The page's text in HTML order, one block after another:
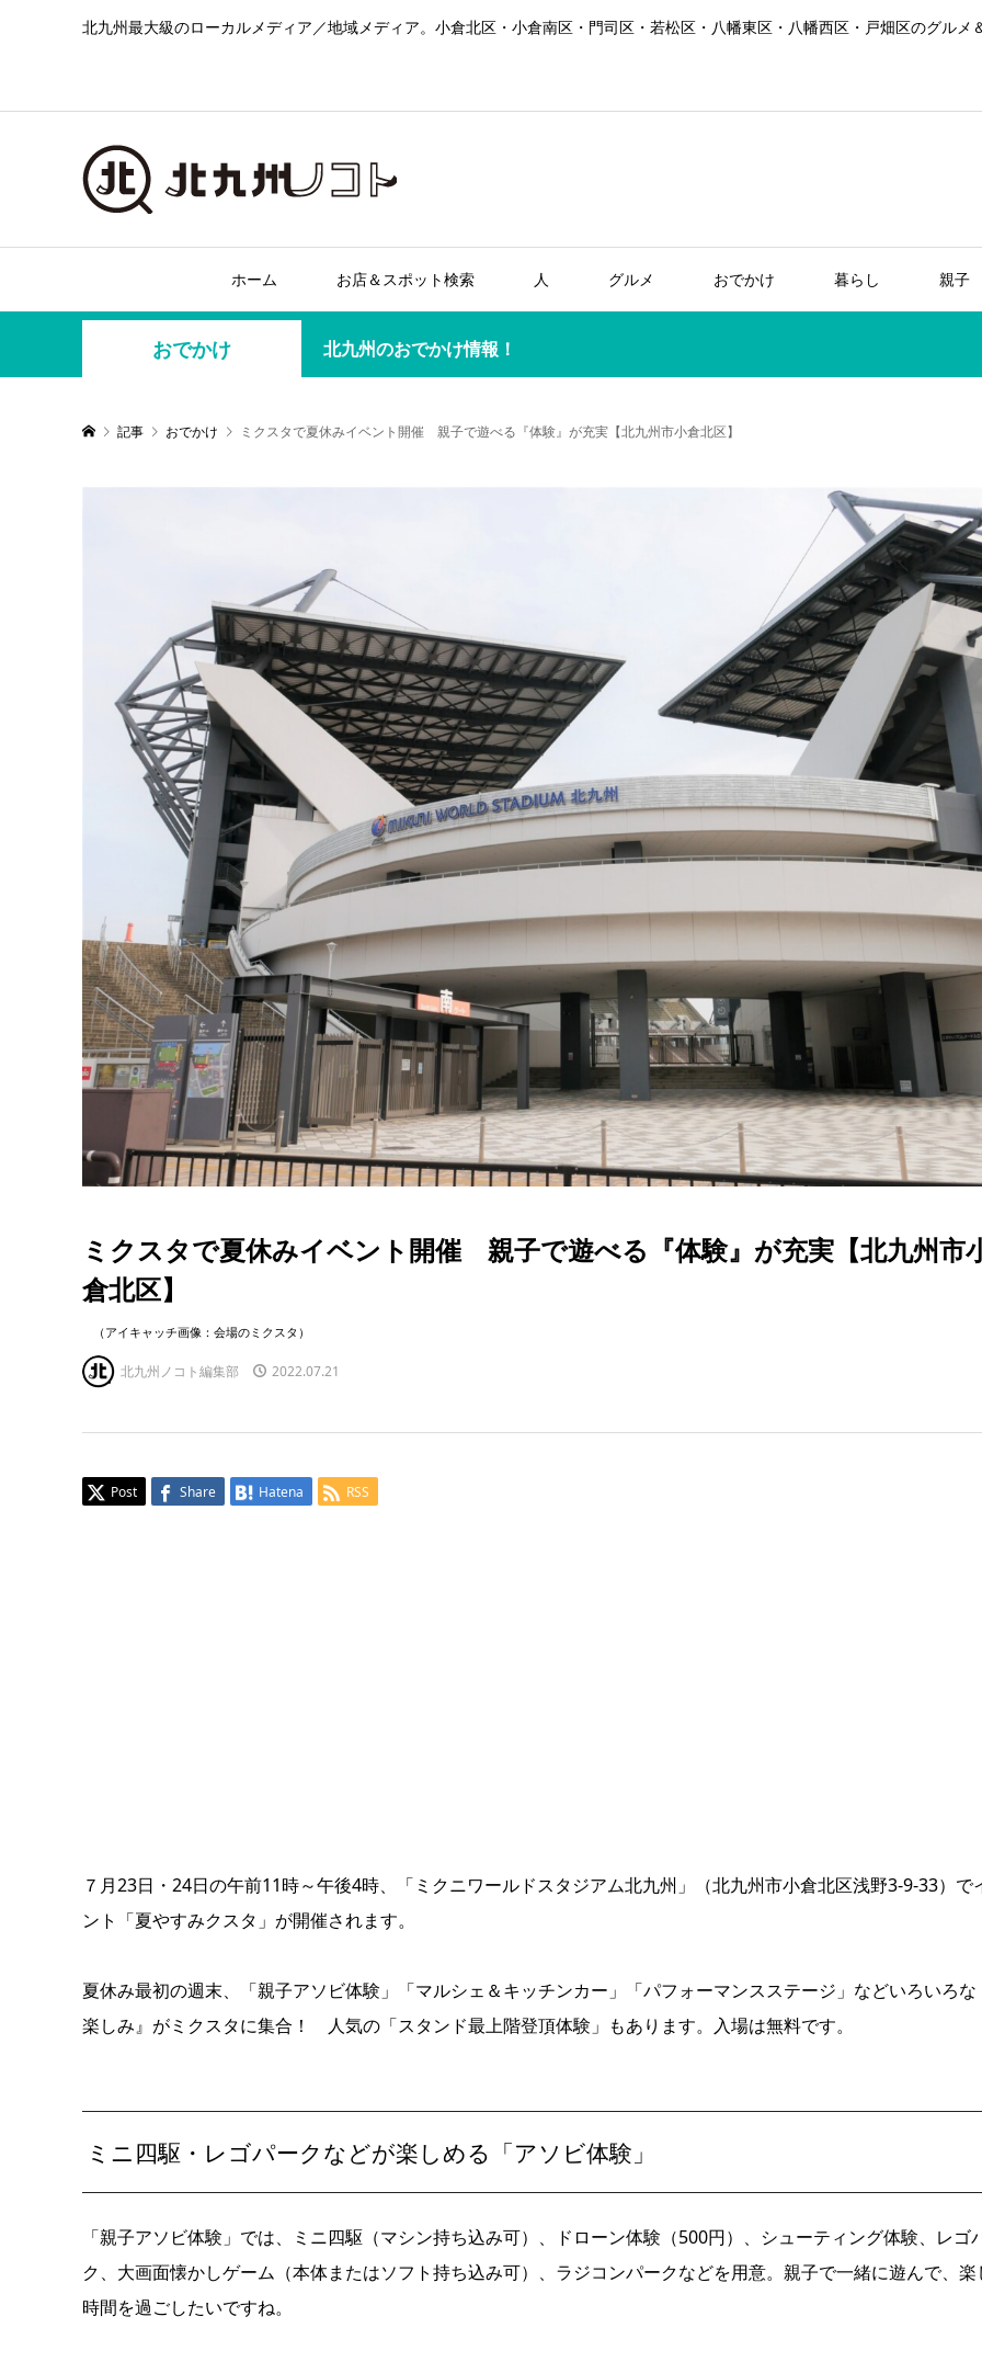
北九州最大級のローカルメディア／地域メディア。小倉北区・小倉南区・門司区・若松区・八幡東区・八幡西区・戸畑区のグル
ホーム お店＆スポット検索 人 グルメ おでかけ 暮らし 親子
おでかけ 北九州のおでかけ情報！
記事 おでかけ ミクスタで夏休みイベント開催 親子で遊べる『体験』が充実【北九州市小倉北区】
ミクスタで夏休みイベント開催 親子で遊べる『体験』が充実【北九州市
倉北区】
（アイキャッチ画像：会場のミクスタ）
北九州ノコト編集部 2022.07.21
Post Share Hatena RSS
７月23日・24日の午前11時～午後4時、「ミクニワールドスタジアム北九州」（北九州市小倉北区浅野3-9-33）で
ント「夏やすみクスタ」が開催されます。
夏休み最初の週末、「親子アソビ体験」「マルシェ＆キッチンカー」「パフォーマンスステージ」などいろいろな
楽しみ』がミクスタに集合！ 人気の「スタンド最上階登頂体験」もあります。入場は無料です。
ミニ四駆・レゴパークなどが楽しめる「アソビ体験」
「親子アソビ体験」では、ミニ四駆（マシン持ち込み可）、ドローン体験（500円）、シューティング体験、レゴ
ク、大画面懐かしゲーム（本体またはソフト持ち込み可）、ラジコンパークなどを用意。親子で一緒に遊んで、楽
時間を過ごしたいですね。